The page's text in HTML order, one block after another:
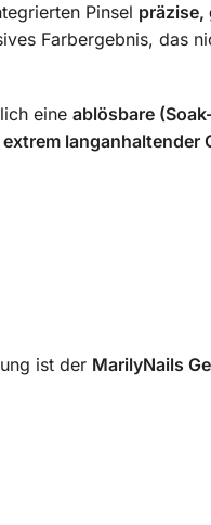
Pinsel präzise,
Farbergebnis, das
eine ablösbare
extrem langanhaltender
ist der MarilyNails